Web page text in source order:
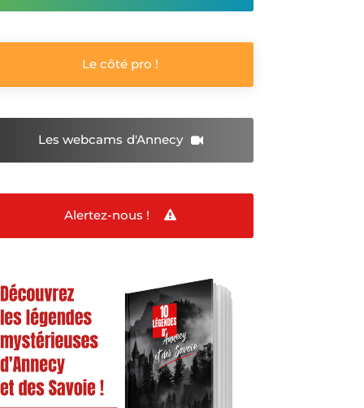
Le côté pro !
Les webcams d'Annecy
Alertez-nous !